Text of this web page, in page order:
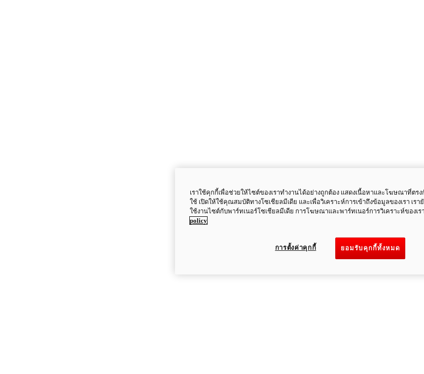
เราใช้คุกกี้เพื่อช่วยให้ไซต์ของเราทำงานได้อย่างถูกต้อง แสดงเนื้อหาและโฆษณาที่ตร
ใช้ เปิดให้ใช้คุณสมบัติทางโซเชียลมีเดีย และเพื่อวิเคราะห์การเข้าถึงข้อมูลของเรา เร
ใช้งานไซต์กับพาร์ทเนอร์โซเชียลมีเดีย การโฆษณาและพาร์ทเนอร์การวิเคราะห์ของเร
policy
ยอมรับคุกกี้ทั้งหมด
การตั้งค่าคุกกี้